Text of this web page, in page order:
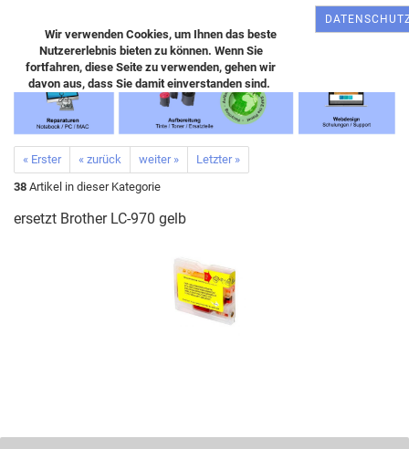
Wir verwenden Cookies, um Ihnen das beste
Nutzererlebnis bieten zu können. Wenn Sie
fortfahren, diese Seite zu verwenden, gehen wir
davon aus, dass Sie damit einverstanden sind.
« Erster « zurück weiter »
Letzter »
38 Artikel in dieser Kategorie
ersetzt Brother LC-970 gelb